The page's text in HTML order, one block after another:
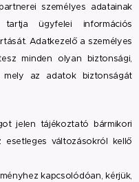
személyes adatainak
tartja ügyfelei információs
Adatkezelő a személyes
minden olyan biztonsági,
mely az adatok biztonságát
jelen tájékoztató bármikori
esetleges változásokról kellő
kapcsolódóan, kérjük,